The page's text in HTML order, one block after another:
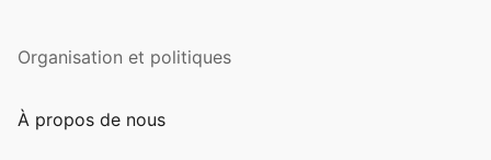
Organisation et politiques
À propos de nous